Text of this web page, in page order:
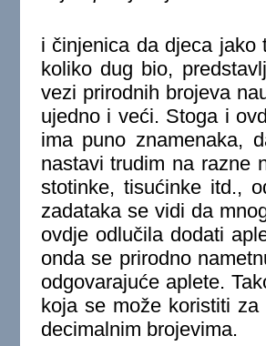
i činjenica da djeca jako
koliko dug bio,
vezi prirodnih brojeva
ujedno i veći. Stoga i
ima puno znamenaka,
nastavi trudim na razne
stotinke, tisućinke itd.,
zadataka se vidi da
ovdje odlučila dodati
onda se prirodno
odgovarajuće aplete.
koja se može koristiti
decimalnim brojevima.